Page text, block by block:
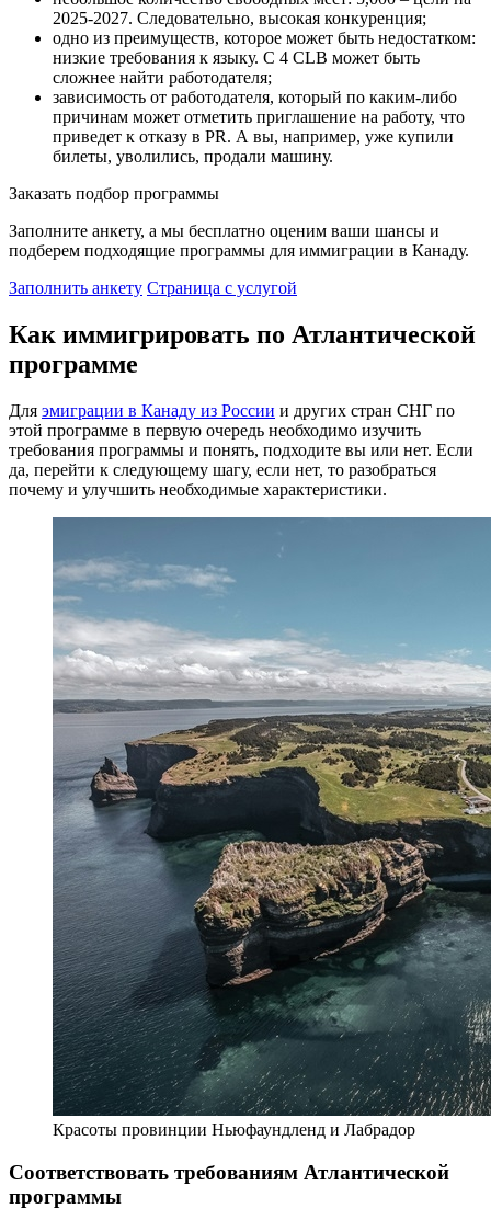
2025-2027. Следовательно, высокая конкуренция;
одно из преимуществ, которое может быть недостатком:
низкие требования к языку. С 4 CLB может быть
сложнее найти работодателя;
зависимость от работодателя, который по каким-либо
причинам может отметить приглашение на работу, что
приведет к отказу в PR. А вы, например, уже купили
билеты, уволились, продали машину.
Заказать подбор программы
Заполните анкету, а мы бесплатно оценим ваши шансы и
подберем подходящие программы для иммиграции в Канаду.
Заполнить анкету Страница с услугой
Как иммигрировать по Атлантической
программе
Для эмиграции в Канаду из России и других стран СНГ по
этой программе в первую очередь необходимо изучить
требования программы и понять, подходите вы или нет. Если
да, перейти к следующему шагу, если нет, то разобраться
почему и улучшить необходимые характеристики.
Красоты провинции Ньюфаундленд и Лабрадор
Соответствовать требованиям Атлантической
программы